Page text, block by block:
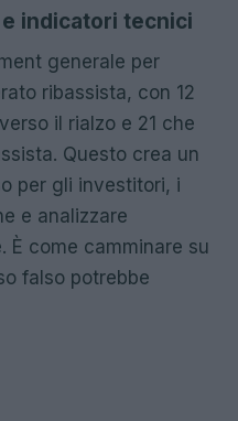
indicatori tecnici
generale per
ribassista, con 12
il rialzo e 21 che
Questo crea un
per gli investitori, i
e analizzare
È come camminare su
falso potrebbe